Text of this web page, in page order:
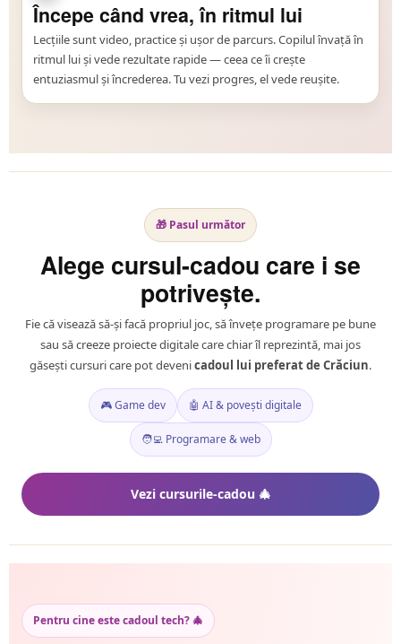
Începe când vrea, în ritmul lui
Lecțiile sunt video, practice și ușor de parcurs. Copilul învață în
ritmul lui și vede rezultate rapide — ceea ce îi crește
entuziasmul și încrederea. Tu vezi progres, el vede reușite.
🎁 Pasul următor
Alege cursul-cadou care i se
potrivește.
Fie că visează să-și facă propriul joc, să învețe programare pe bune
sau să creeze proiecte digitale care chiar îl reprezintă, mai jos
găsești cursuri care pot devenicadoul lui preferat de Crăciun.
🎮 Game dev 🤖 AI & povești digitale
🧑‍💻 Programare & web
Vezi cursurile-cadou 🎄
Pentru cine este cadoul tech? 🎄